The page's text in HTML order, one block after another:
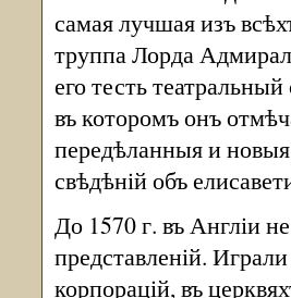
самая лучшая изъ
труппа Лорда
его тесть
въ которомъ онъ
передѣланныя и
свѣдѣній объ
До 1570 г. въ Англіи
представленій.
корпорацій, въ